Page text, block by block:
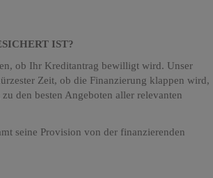
IST?
ob Ihr Kreditantrag bewilligt wird. Unser
Zeit, ob die Finanzierung klappen wird,
den besten Angeboten aller relevanten
seine Provision von der finanzierenden